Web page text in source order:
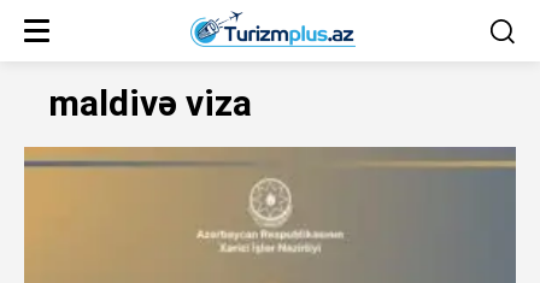
maldivə viza